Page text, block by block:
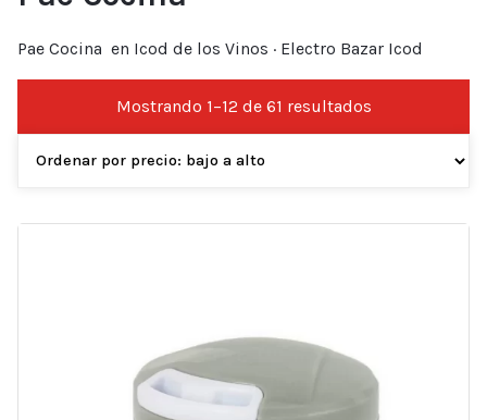
Pae Cocina en Icod de los Vinos · Electro Bazar Icod
Mostrando 1–12 de 61 resultadosOrdenado
por